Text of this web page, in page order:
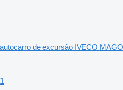
autocarro de excursão IVECO MAGO